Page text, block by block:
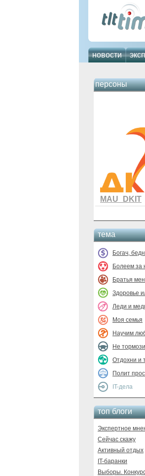
новости
персоны
MAU_DKIT
тема
Богач,
Болеем за
Братья
Здоровье
Леди и
Моя семья
Научим
Не тормози
Отдохни и
Полит
IT-дела
топ блоги
Экспертное
Сейчас скажу
Активный отдых
IT-баранки
Выборы.